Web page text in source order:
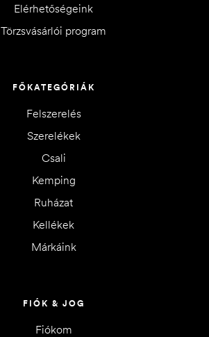
Elérhetőségeink
Törzsvásárlói program
FŐKATEGÓRIÁK
Felszerelés
Szerelékek
Csali
Kemping
Ruházat
Kellékek
Márkáink
FIÓK & JOG
Fiókom